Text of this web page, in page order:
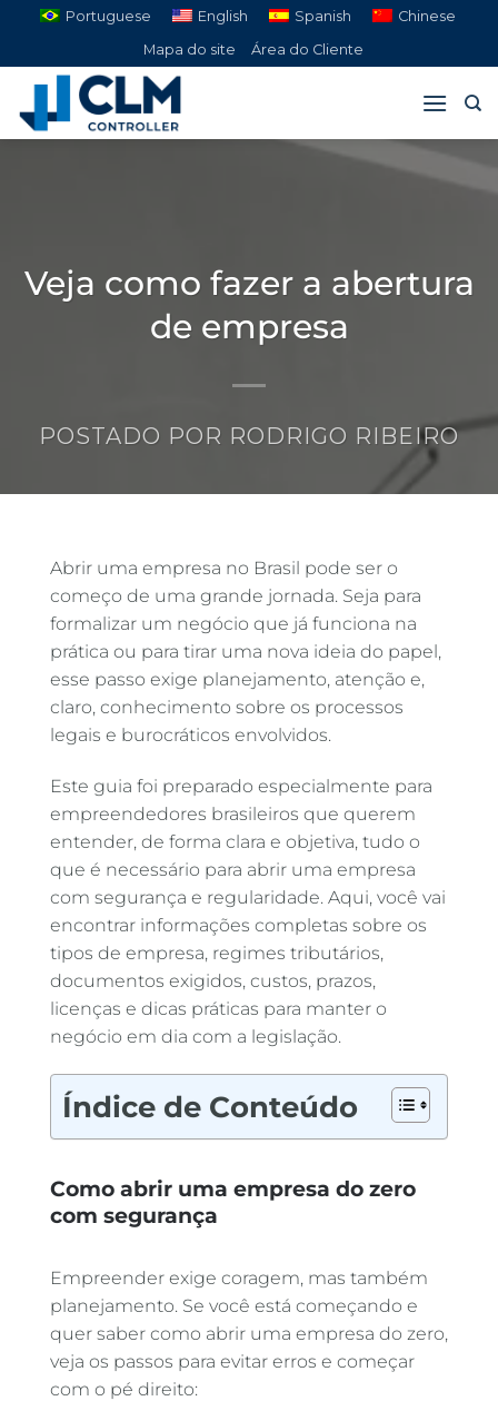
Pular
o
conteúdo
Portuguese English Spanish
Chinese
Mapa do site
Área do Cliente
Veja como fazer a abertura
de empresa
POSTADO POR RODRIGO RIBEIRO
Abrir uma empresa no Brasil pode ser o
começo de uma grande jornada. Seja para
formalizar um negócio que já funciona na
prática ou para tirar uma nova ideia do papel,
esse passo exige planejamento, atenção e,
claro, conhecimento sobre os processos
legais e burocráticos envolvidos.
Este guia foi preparado especialmente para
empreendedores brasileiros que querem
entender, de forma clara e objetiva, tudo o
que é necessário para abrir uma empresa
com segurança e regularidade. Aqui, você vai
encontrar informações completas sobre os
tipos de empresa, regimes tributários,
documentos exigidos, custos, prazos,
licenças e dicas práticas para manter o
negócio em dia com a legislação.
Índice de Conteúdo
Como abrir uma empresa do zero
com segurança
Empreender exige coragem, mas também
planejamento. Se você está começando e
quer saber como abrir uma empresa do zero,
veja os passos para evitar erros e começar
com o pé direito: